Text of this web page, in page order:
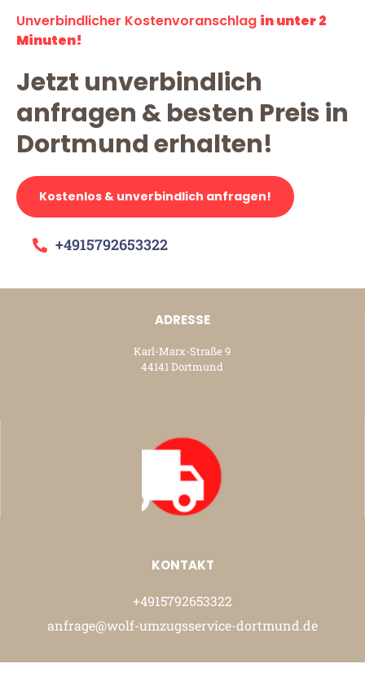
Unverbindlicher Kostenvoranschlag in unter 2
Minuten!
Jetzt unverbindlich
anfragen & besten Preis in
Dortmund erhalten!
Kostenlos & unverbindlich anfragen!
+4915792653322
ADRESSE
Karl-Marx-Straße 9
44141 Dortmund
KONTAKT
+4915792653322
anfrage@wolf-umzugsservice-dortmund.de